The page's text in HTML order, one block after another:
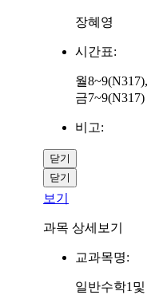
장혜영
시간표:
월8~9(N317),
금7~9(N317)
비고:
닫기
닫기
보기
과목 상세보기
교과목명:
일반수학1및